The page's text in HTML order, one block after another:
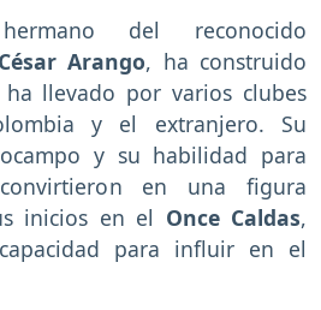
del reconocido
Arango, ha construido
llevado por varios clubes
y el extranjero. Su
y su habilidad para
en una figura
inicios en el Once Caldas,
para influir en el